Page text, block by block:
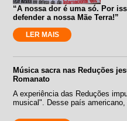
“A nossa dor é uma só. Por
defender a nossa Mãe Terra!”
LER MAIS
Música sacra nas Reduções
Romanato
A experiência das Reduções
musical". Desse país